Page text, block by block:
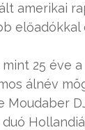
amerikai
25 éve
álnév
Moudaber